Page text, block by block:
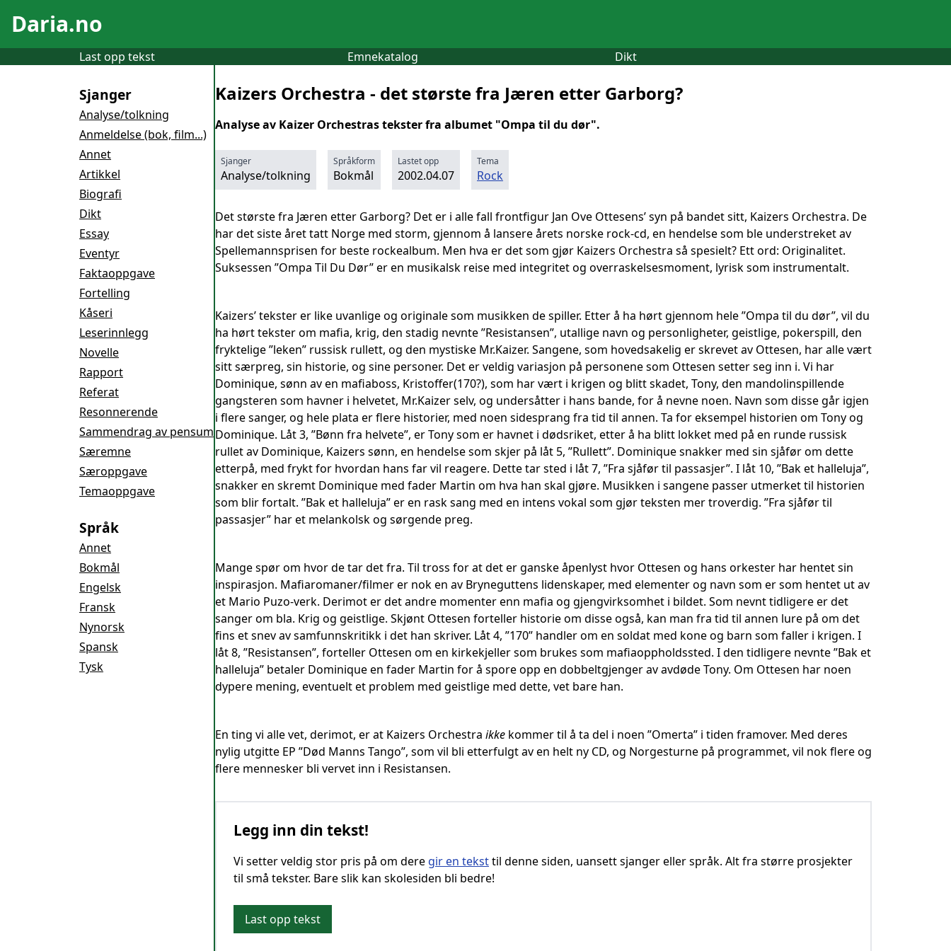
Daria.no
Last opp tekst Emnekatalog Dikt
Sjanger
Analyse/tolkning
Anmeldelse (bok, film...)
Annet
Artikkel
Biografi
Dikt
Essay
Eventyr
Faktaoppgave
Fortelling
Kåseri
Leserinnlegg
Novelle
Rapport
Referat
Resonnerende
Sammendrag av pensum
Særemne
Særoppgave
Temaoppgave
Språk
Annet
Bokmål
Engelsk
Fransk
Nynorsk
Spansk
Tysk
Kaizers Orchestra - det største fra Jæren etter Garborg?
Analyse av Kaizer Orchestras tekster fra albumet "Ompa til du dør".
Sjanger
Analyse/tolkning
Språkform
Bokmål
Lastet opp
2002.04.07
Tema
Rock
Det største fra Jæren etter Garborg? Det er i alle fall frontfigur Jan Ove Ottesens’ syn på bandet sitt, Kaizers Orchestra. De
har det siste året tatt Norge med storm, gjennom å lansere årets norske rock-cd, en hendelse som ble understreket av
Spellemannsprisen for beste rockealbum. Men hva er det som gjør Kaizers Orchestra så spesielt? Ett ord: Originalitet.
Suksessen ”Ompa Til Du Dør” er en musikalsk reise med integritet og overraskelsesmoment, lyrisk som instrumentalt.
Kaizers’ tekster er like uvanlige og originale som musikken de spiller. Etter å ha hørt gjennom hele ”Ompa til du dør”, vil du
ha hørt tekster om mafia, krig, den stadig nevnte ”Resistansen”, utallige navn og personligheter, geistlige, pokerspill, den
fryktelige ”leken” russisk rullett, og den mystiske Mr.Kaizer. Sangene, som hovedsakelig er skrevet av Ottesen, har alle vært
sitt særpreg, sin historie, og sine personer. Det er veldig variasjon på personene som Ottesen setter seg inn i. Vi har
Dominique, sønn av en mafiaboss, Kristoffer(170?), som har vært i krigen og blitt skadet, Tony, den mandolinspillende
gangsteren som havner i helvetet, Mr.Kaizer selv, og undersåtter i hans bande, for å nevne noen. Navn som disse går igjen
i flere sanger, og hele plata er flere historier, med noen sidesprang fra tid til annen. Ta for eksempel historien om Tony og
Dominique. Låt 3, ”Bønn fra helvete”, er Tony som er havnet i dødsriket, etter å ha blitt lokket med på en runde russisk
rullet av Dominique, Kaizers sønn, en hendelse som skjer på låt 5, ”Rullett”. Dominique snakker med sin sjåfør om dette
etterpå, med frykt for hvordan hans far vil reagere. Dette tar sted i låt 7, ”Fra sjåfør til passasjer”. I låt 10, ”Bak et halleluja”,
snakker en skremt Dominique med fader Martin om hva han skal gjøre. Musikken i sangene passer utmerket til historien
som blir fortalt. ”Bak et halleluja” er en rask sang med en intens vokal som gjør teksten mer troverdig. ”Fra sjåfør til
passasjer” har et melankolsk og sørgende preg.
Mange spør om hvor de tar det fra. Til tross for at det er ganske åpenlyst hvor Ottesen og hans orkester har hentet sin
inspirasjon. Mafiaromaner/filmer er nok en av Bryneguttens lidenskaper, med elementer og navn som er som hentet ut av
et Mario Puzo-verk. Derimot er det andre momenter enn mafia og gjengvirksomhet i bildet. Som nevnt tidligere er det
sanger om bla. Krig og geistlige. Skjønt Ottesen forteller historie om disse også, kan man fra tid til annen lure på om det
fins et snev av samfunnskritikk i det han skriver. Låt 4, ”170” handler om en soldat med kone og barn som faller i krigen. I
låt 8, ”Resistansen”, forteller Ottesen om en kirkekjeller som brukes som mafiaoppholdssted. I den tidligere nevnte ”Bak et
halleluja” betaler Dominique en fader Martin for å spore opp en dobbeltgjenger av avdøde Tony. Om Ottesen har noen
dypere mening, eventuelt et problem med geistlige med dette, vet bare han.
En ting vi alle vet, derimot, er at Kaizers Orchestra ikke kommer til å ta del i noen ”Omerta” i tiden framover. Med deres
nylig utgitte EP ”Død Manns Tango”, som vil bli etterfulgt av en helt ny CD, og Norgesturne på programmet, vil nok flere og
flere mennesker bli vervet inn i Resistansen.
Legg inn din tekst!
Vi setter veldig stor pris på om dere gir en teksttil denne siden, uansett sjanger eller språk. Alt fra større prosjekter
til små tekster. Bare slik kan skolesiden bli bedre!
Last opp tekst